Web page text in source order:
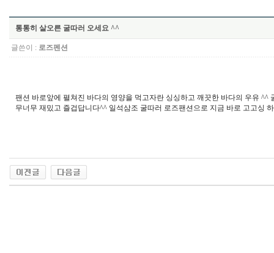
통통히 살오른 굴따러 오세요 ^^
글쓴이 : 로즈펜션
팬션 바로앞에 펼쳐진 바다의 영양을 먹고자란 싱싱하고 깨끗한 바다의 우유
무너무 재밌고 즐겁답니다^^ 일석삼조 굴따러 로즈팬션으로 지금 바로 고고싱